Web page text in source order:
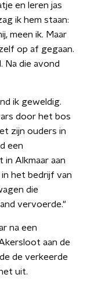
en leren jas
ik hem staan:
meen ik. Maar
op af gegaan.
Na die avond
ik geweldig.
door het bos
zijn ouders in
een
in Alkmaar aan
het bedrijf van
die
vervoerde."
na een
aan de
de verkeerde
uit.